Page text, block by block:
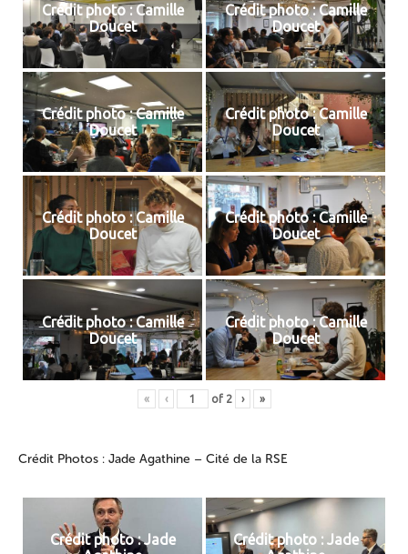
Crédit photo : Camille
Doucet
Crédit photo : Camille
Doucet
Crédit photo : Camille
Doucet
Crédit photo : Camille
Doucet
Crédit photo : Camille
Doucet
Crédit photo : Camille
Doucet
Crédit photo : Camille
Doucet
Crédit photo : Camille
Doucet
« ‹ of 2 › »
Crédit Photos : Jade Agathine – Cité de la RSE
Crédit photo : Jade
Crédit photo : Jade